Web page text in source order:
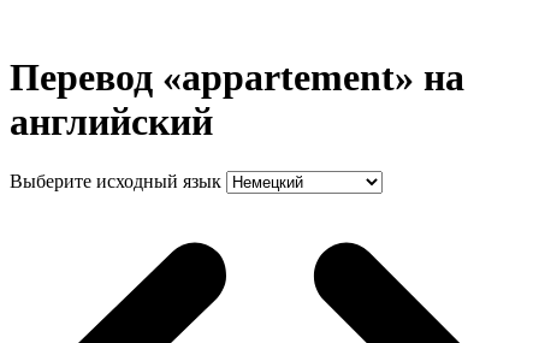
Перевод «appartement» на
английский
Выберите исходный язык